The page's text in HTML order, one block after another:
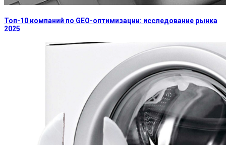
Топ-10 компаний по GEO-оптимизации: исследование рынка
2025